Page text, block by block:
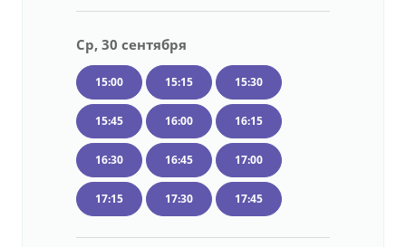
Ср, 30 сентября
15:00 15:15 15:30
15:45 16:00 16:15
16:30 16:45 17:00
17:15 17:30 17:45